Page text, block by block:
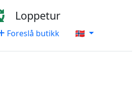
Loppetur
Foreslå butikk 🇳🇴